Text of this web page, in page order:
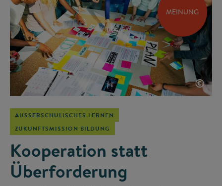
MEINUNG
©
AUSSERSCHULISCHES LERNEN
ZUKUNFTSMISSION BILDUNG
Kooperation statt
Überforderung